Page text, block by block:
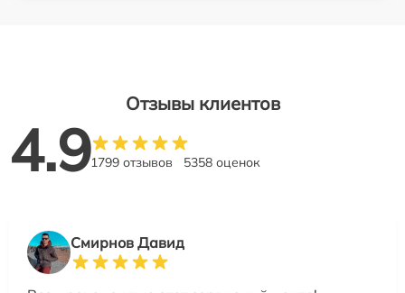
Отзывы клиентов
4.91799 отзывов 5358 оценок
Смирнов Давид